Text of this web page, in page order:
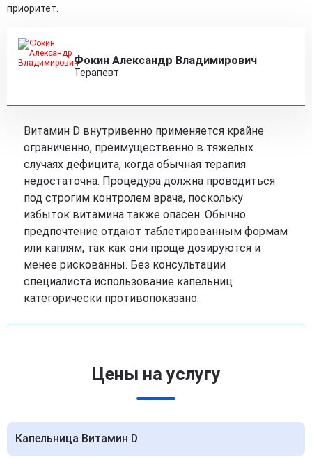
приоритет.
Фокин Александр Владимирович
Терапевт
Витамин D внутривенно применяется крайне
ограниченно, преимущественно в тяжелых
случаях дефицита, когда обычная терапия
недостаточна. Процедура должна проводиться
под строгим контролем врача, поскольку
избыток витамина также опасен. Обычно
предпочтение отдают таблетированным формам
или каплям, так как они проще дозируются и
менее рискованны. Без консультации
специалиста использование капельниц
категорически противопоказано.
Цены на услугу
Капельница Витамин D